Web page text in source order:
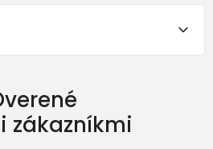
86
38,5
zákazníkmi